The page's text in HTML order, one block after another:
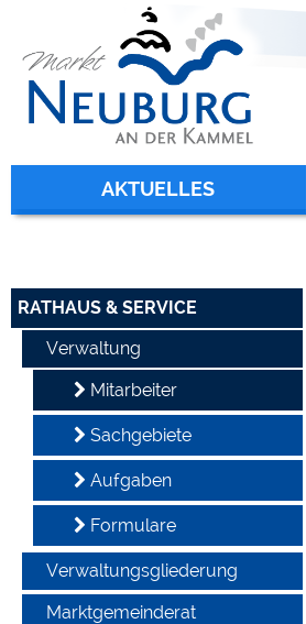
zur Navigation oder zur
AKTUELLES
RATHAUS & SERVICE
Verwaltung
Mitarbeiter
Sachgebiete
Aufgaben
Formulare
Verwaltungsgliederung
Marktgemeinderat